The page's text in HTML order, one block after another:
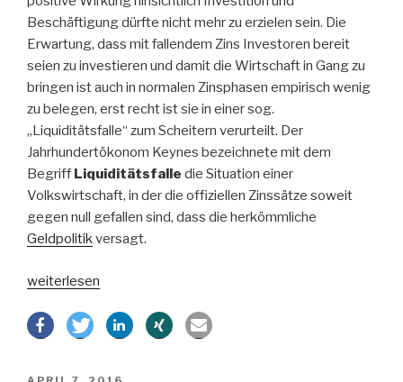
Beschäftigung dürfte nicht mehr zu erzielen sein. Die
Erwartung, dass mit fallendem Zins Investoren bereit
seien zu investieren und damit die Wirtschaft in Gang zu
bringen ist auch in normalen Zinsphasen empirisch wenig
zu belegen, erst recht ist sie in einer sog.
„Liquiditätsfalle“ zum Scheitern verurteilt. Der
Jahrhundertökonom Keynes bezeichnete mit dem
Begriff Liquiditätsfalle die Situation einer
Volkswirtschaft, in der die offiziellen Zinssätze soweit
gegen null gefallen sind, dass die herkömmliche
Geldpolitikversagt.
„Ökonomische
der
weiterlesen